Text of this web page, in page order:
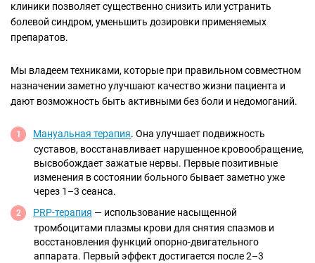
клиники позволяет существенно снизить или устранить
болевой синдром, уменьшить дозировки применяемых
препаратов.
Мы владеем техниками, которые при правильном совместном
назначении заметно улучшают качество жизни пациента и
дают возможность быть активными без боли и недомоганий.
Мануальная терапия. Она улучшает подвижность
суставов, восстанавливает нарушенное кровообращение,
высвобождает зажатые нервы. Первые позитивные
изменения в состоянии больного бывает заметно уже
через 1–3 сеанса.
PRP-терапия — использование насыщенной
тромбоцитами плазмы крови для снятия спазмов и
восстановления функций опорно-двигательного
аппарата. Первый эффект достигается после 2–3